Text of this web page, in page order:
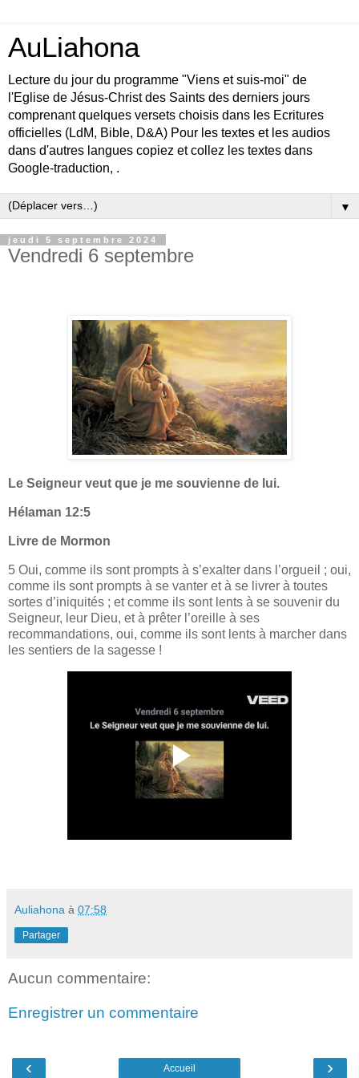
AuLiahona
Lecture du jour du programme "Viens et suis-moi" de
l'Eglise de Jésus-Christ des Saints des derniers jours
comprenant quelques versets choisis dans les Ecritures
officielles (LdM, Bible, D&A) Pour les textes et les audios
dans d'autres langues copiez et collez les textes dans
Google-traduction, .
▼
jeudi 5 septembre 2024
Vendredi 6 septembre
Le Seigneur veut que je me souvienne de lui.
Hélaman 12:5
Livre de Mormon
5 Oui, comme ils sont prompts à s’exalter dans l’orgueil ; oui,
comme ils sont prompts à se vanter et à se livrer à toutes
sortes d’iniquités ; et comme ils sont lents à se souvenir du
Seigneur, leur Dieu, et à prêter l’oreille à ses
recommandations, oui, comme ils sont lents à marcher dans
les sentiers de la sagesse !
Auliahona à 07:58
Partager
Aucun commentaire:
Enregistrer un commentaire
‹ ›
Accueil